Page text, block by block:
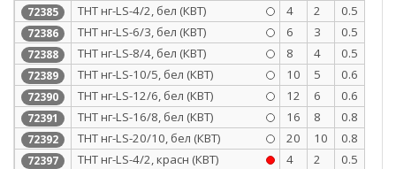
72385 ТНТ нг-LS-4/2, бел (КВТ) 4 2 0.5
72386 ТНТ нг-LS-6/3, бел (КВТ) 6 3 0.5
72388 ТНТ нг-LS-8/4, бел (КВТ) 8 4 0.5
72389 ТНТ нг-LS-10/5, бел (КВТ) 10 5 0.6
72390 ТНТ нг-LS-12/6, бел (КВТ) 12 6 0.6
72391 ТНТ нг-LS-16/8, бел (КВТ) 16 8 0.8
72392 ТНТ нг-LS-20/10, бел (КВТ) 20 10 0.8
72397 ТНТ нг-LS-4/2, красн (КВТ) 4 2 0.5